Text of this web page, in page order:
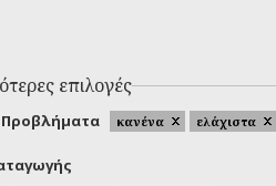
επιλογές
Προβλήματα κανένα ελάχιστα